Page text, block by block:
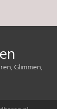
Glimmen,